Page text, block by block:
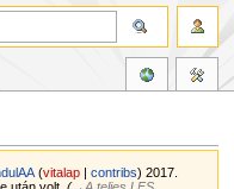
(vitalap |contribs) 2017.